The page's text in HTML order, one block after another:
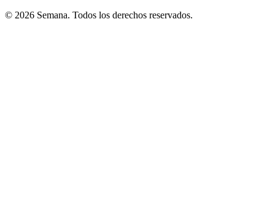
© 2026 Semana. Todos los derechos reservados.